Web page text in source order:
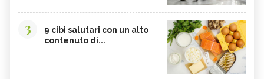
3
9 cibi salutari con un alto
contenuto di...